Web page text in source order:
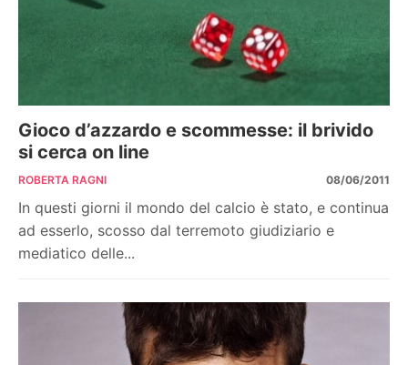
Gioco d’azzardo e scommesse: il brivido
si cerca on line
ROBERTA RAGNI 08/06/2011
In questi giorni il mondo del calcio è stato, e continua
ad esserlo, scosso dal terremoto giudiziario e
mediatico delle...